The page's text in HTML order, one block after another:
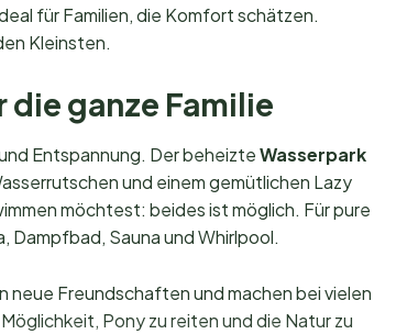
für Familien, die Komfort schätzen.
Kleinsten.
ganze Familie
Entspannung. Der beheizteWasserpark
und einem gemütlichen Lazy
möchtest: beides ist möglich. Für pure
Dampfbad, Sauna und Whirlpool.
Freundschaften und machen bei vielen
Pony zu reiten und die Natur zu